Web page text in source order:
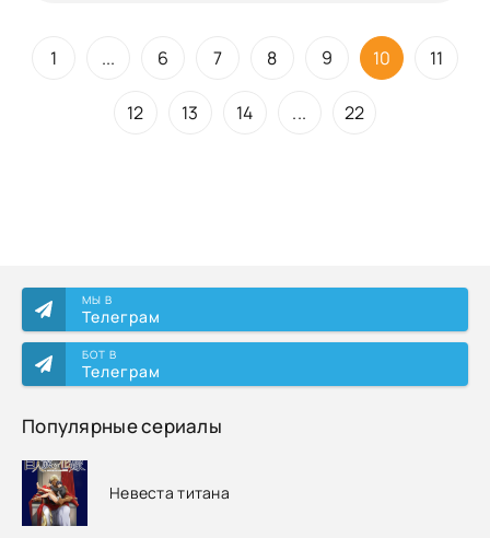
МЫ В
Телеграм
БОТ В
Телеграм
Популярные сериалы
Невеста титана
1 ... 6 7 8 9 10 11
12 13 14 ... 22